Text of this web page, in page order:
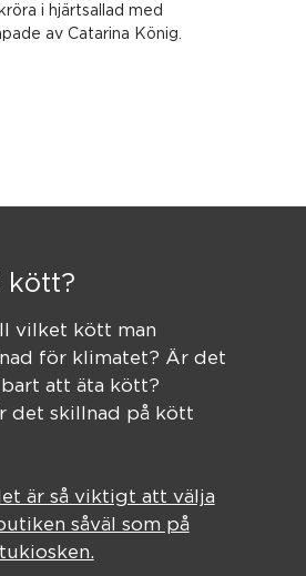
i hjärtsallad med
av Catarina König.
kött?
vilket kött man
för klimatet? Är det
att äta kött?
det skillnad på kött
är så viktigt att välja
såväl som på